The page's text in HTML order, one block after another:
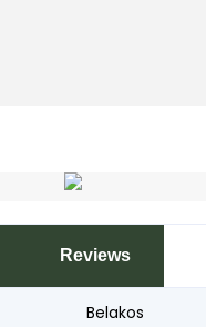
Reviews
Belakos